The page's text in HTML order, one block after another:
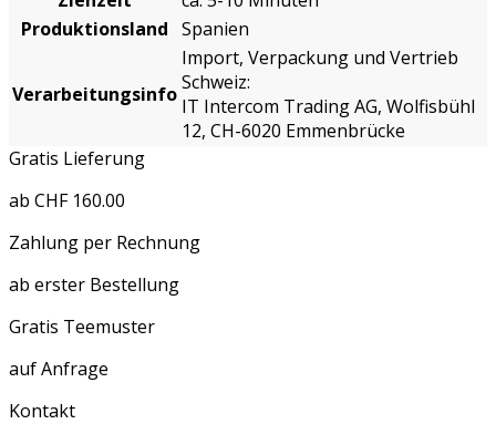
Produktionsland Spanien
Verarbeitungsinfo
Import, Verpackung und Vertrieb
Schweiz:
IT Intercom Trading AG, Wolfisbühl
12, CH-6020 Emmenbrücke
Gratis Lieferung
ab CHF 160.00
Zahlung per Rechnung
ab erster Bestellung
Gratis Teemuster
auf Anfrage
Kontakt